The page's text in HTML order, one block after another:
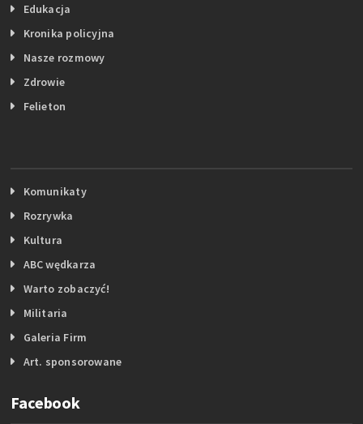
Edukacja
Kronika policyjna
Nasze rozmowy
Zdrowie
Felieton
Komunikaty
Rozrywka
Kultura
ABC wędkarza
Warto zobaczyć!
Militaria
Galeria Firm
Art. sponsorowane
Facebook